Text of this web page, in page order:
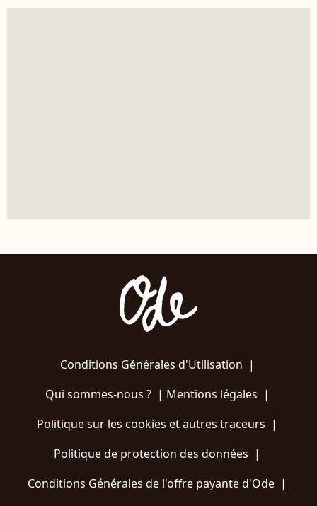
Conditions Générales d'Utilisation |
Qui sommes-nous ?| Mentions légales |
Politique sur les cookies et autres traceurs |
Politique de protection des données |
Conditions Générales de l'offre payante d'Ode |